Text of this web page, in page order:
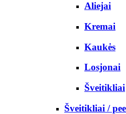
Aliejai
Kremai
Kaukės
Losjonai
Šveitikliai
Šveitikliai /